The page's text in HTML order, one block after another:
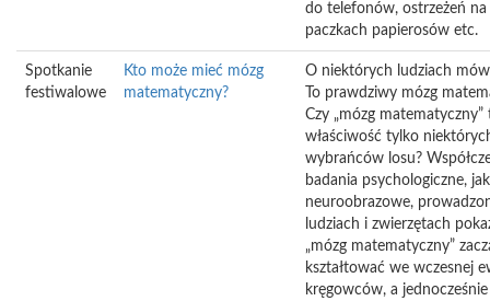
do telefonów, ostrzeżeń na
paczkach papierosów etc.
Spotkanie
festiwalowe
Kto może mieć mózg
matematyczny?
O niektórych ludziach
To prawdziwy mózg
Czy „mózg matematyczny”
właściwość tylko
wybrańców losu?
badania psychologiczne,
neuroobrazowe,
ludziach i zwierzętach
„mózg matematyczny”
kształtować we wczesnej
kręgowców, a